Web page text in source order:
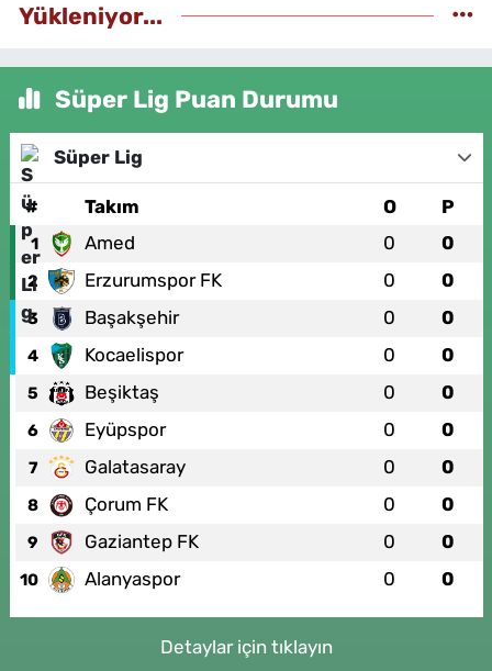
Yükleniyor...
Süper Lig Puan Durumu
Süper Lig
# Takım O P
1 Amed 0 0
2 Erzurumspor FK 0 0
3 Başakşehir 0 0
4 Kocaelispor 0 0
5 Beşiktaş 0 0
6 Eyüpspor 0 0
7 Galatasaray 0 0
8 Çorum FK 0 0
9 Gaziantep FK 0 0
10 Alanyaspor 0 0
Detaylar için tıklayın